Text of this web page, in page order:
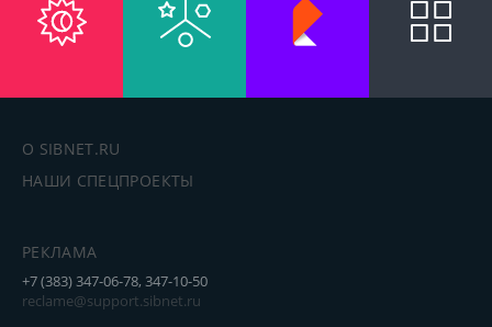
О SIBNET.RU
НАШИ СПЕЦПРОЕКТЫ
РЕКЛАМА
+7 (383) 347-06-78, 347-10-50
reclame@support.sibnet.ru